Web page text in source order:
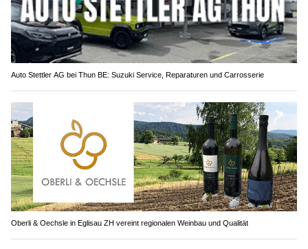
Auto Stettler AG bei Thun BE: Suzuki Service, Reparaturen und Carrosserie
Oberli & Oechsle in Eglisau ZH vereint regionalen Weinbau und Qualität